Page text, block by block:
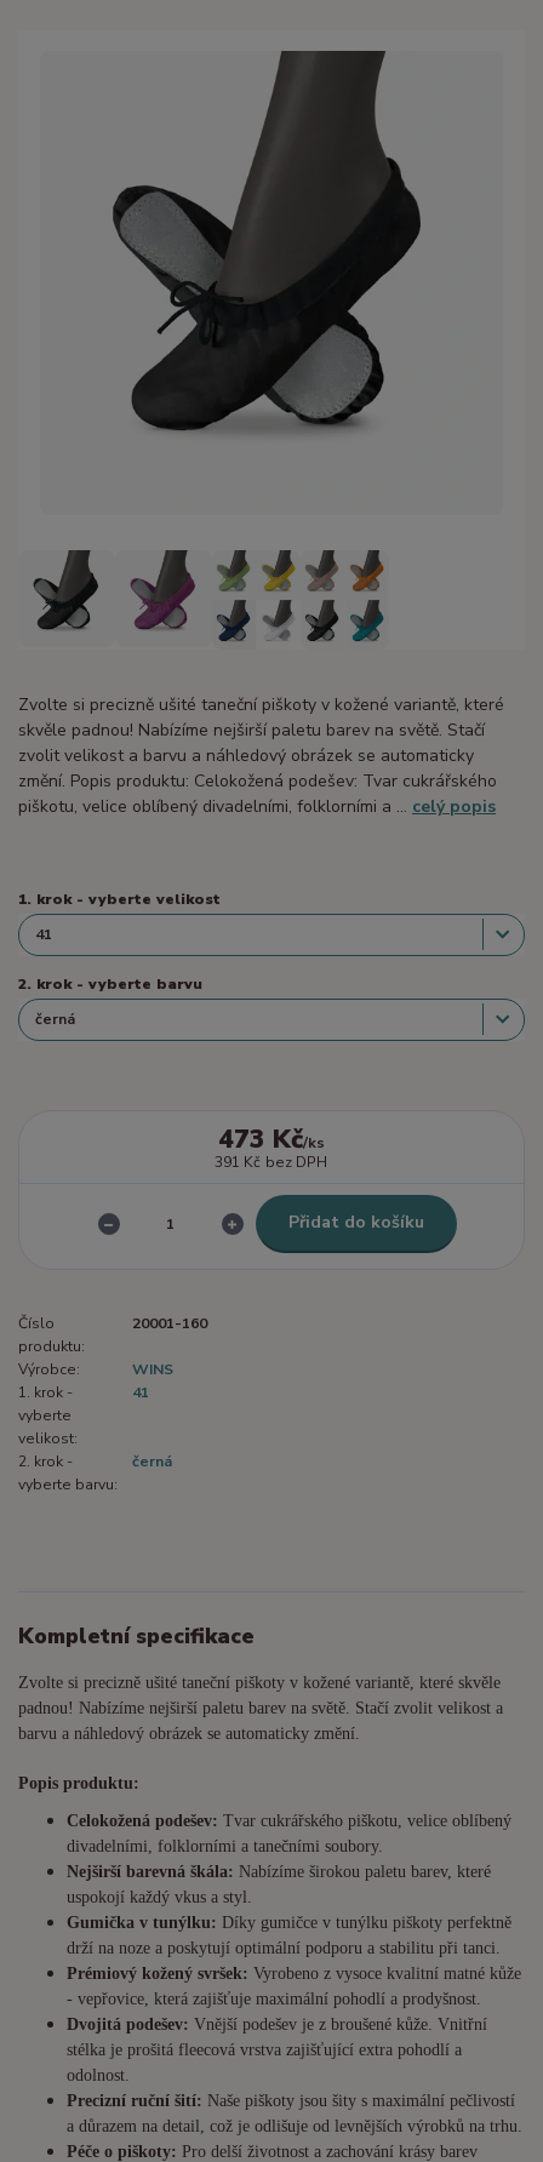
Zvolte si precizně ušité taneční piškoty v kožené variantě, které
skvěle padnou! Nabízíme nejširší paletu barev na světě. Stačí
zvolit velikost a barvu a náhledový obrázek se automaticky
změní. Popis produktu: Celokožená podešev: Tvar cukrářského
piškotu, velice oblíbený divadelními, folklorními a ... celý popis
1. krok - vyberte velikost
2. krok - vyberte barvu
473 Kč/ks
391 Kč bez DPH
Přidat do košíku
Číslo
produktu:
20001-160
Výrobce:
WINS
1. krok -
vyberte
velikost:
41
2. krok -
vyberte barvu:
černá
Kompletní specifikace
Zvolte si precizně ušité taneční piškoty v kožené variantě, které skvěle
padnou! Nabízíme nejširší paletu barev na světě. Stačí zvolit velikost a
barvu a náhledový obrázek se automaticky změní.
Popis produktu:
Celokožená podešev: Tvar cukrářského piškotu, velice oblíbený
divadelními, folklorními a tanečními soubory.
Nejširší barevná škála: Nabízíme širokou paletu barev, které
uspokojí každý vkus a styl.
Gumička v tunýlku: Díky gumičce v tunýlku piškoty perfektně
drží na noze a poskytují optimální podporu a stabilitu při tanci.
Prémiový kožený svršek: Vyrobeno z vysoce kvalitní matné kůže
- vepřovice, která zajišťuje maximální pohodlí a prodyšnost.
Dvojitá podešev: Vnější podešev je z broušené kůže. Vnitřní
stélka je prošitá fleecová vrstva zajišťující extra pohodlí a
odolnost.
Precizní ruční šití: Naše piškoty jsou šity s maximální pečlivostí
a důrazem na detail, což je odlišuje od levnějších výrobků na trhu.
Péče o piškoty: Pro delší životnost a zachování krásy barev